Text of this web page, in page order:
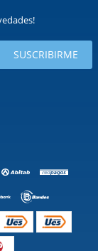
SUSCRIBIRME